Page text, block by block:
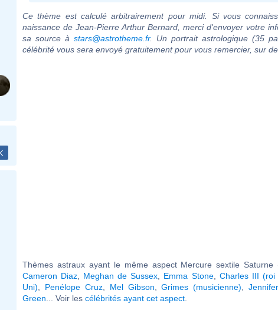
Ce thème est calculé arbitrairement pour midi. Si vous
naissance de Jean-Pierre Arthur Bernard, merci d'envoyer votre
sa source à stars@astrotheme.fr. Un portrait astrologique (35
célébrité vous sera envoyé gratuitement pour vous remercier, sur
Thèmes astraux ayant le même aspect Mercure sextile Saturne
Cameron Diaz
Meghan de Sussex Emma Stone, Charles III (roi
Uni)
Penélope Cruz, Mel Gibson ,Grimes (musicienne) ,
Green ... Voir les célébrités ayant cet aspect